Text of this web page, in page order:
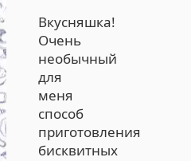
Вкусняшка!
Очень
необычный
для
меня
способ
приготовления
бисквитных